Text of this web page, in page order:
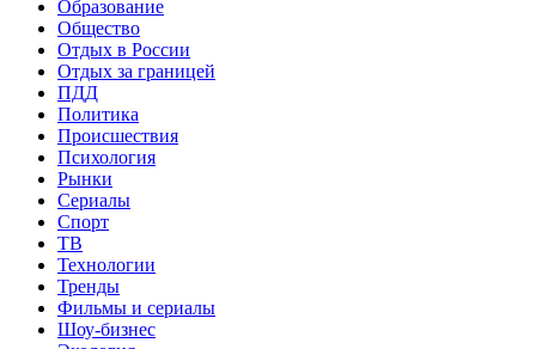
Образование
Общество
Отдых в России
Отдых за границей
ПДД
Политика
Происшествия
Психология
Рынки
Сериалы
Спорт
ТВ
Технологии
Тренды
Фильмы и сериалы
Шоу-бизнес